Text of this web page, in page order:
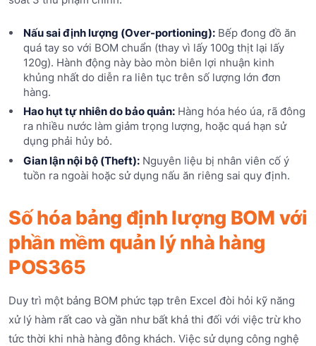
Nấu sai định lượng (Over-portioning):Bếp đong đồ ăn
quá tay so với BOM chuẩn (thay vì lấy 100g thịt lại lấy
120g). Hành động này bào mòn biên lợi nhuận kinh
khủng nhất do diễn ra liên tục trên số lượng lớn đơn
hàng.
Hao hụt tự nhiên do bảo quản:Hàng hóa héo úa, rã đông
ra nhiều nước làm giảm trọng lượng, hoặc quá hạn sử
dụng phải hủy bỏ.
Gian lận nội bộ (Theft):Nguyên liệu bị nhân viên cố ý
tuồn ra ngoài hoặc sử dụng nấu ăn riêng sai quy định.
Số hóa bảng định lượng BOM với
phần mềm quản lý nhà hàng
POS365
Duy trì một bảng BOM phức tạp trên Excel đòi hỏi kỹ năng
xử lý hàm rất cao và gần như bất khả thi đối với việc trừ kho
tức thời khi nhà hàng đông khách. Việc sử dụng công nghệ